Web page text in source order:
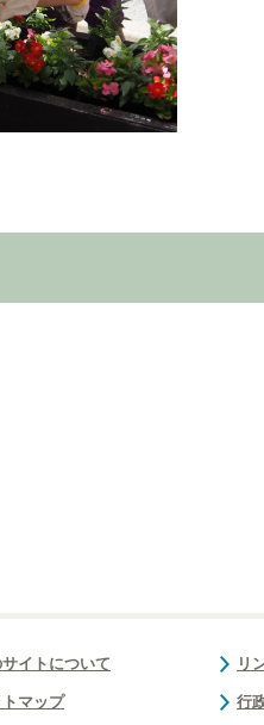
イトについて
マップ
リ
行